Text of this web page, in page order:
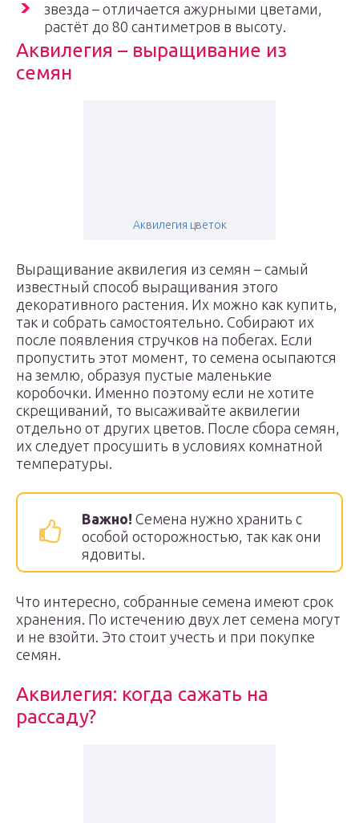
звезда – отличается ажурными цветами,
растёт до 80 сантиметров в высоту.
Аквилегия – выращивание из
семян
Аквилегия цветок
Выращивание аквилегия из семян – самый
известный способ выращивания этого
декоративного растения. Их можно как купить,
так и собрать самостоятельно. Собирают их
после появления стручков на побегах. Если
пропустить этот момент, то семена осыпаются
на землю, образуя пустые маленькие
коробочки. Именно поэтому если не хотите
скрещиваний, то высаживайте аквилегии
отдельно от других цветов. После сбора семян,
их следует просушить в условиях комнатной
температуры.
Важно! Семена нужно хранить с
особой осторожностью, так как они
ядовиты.
Что интересно, собранные семена имеют срок
хранения. По истечению двух лет семена могут
и не взойти. Это стоит учесть и при покупке
семян.
Аквилегия: когда сажать на
рассаду?